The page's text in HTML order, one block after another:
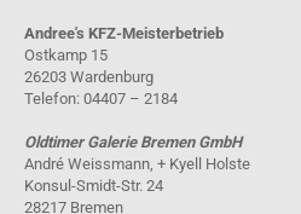
Andree's KFZ-Meisterbetrieb
Ostkamp 15
26203 Wardenburg
Telefon: 04407 – 2184
Oldtimer Galerie Bremen GmbH
André Weissmann, + Kyell Holste
Konsul-Smidt-Str. 24
28217 Bremen